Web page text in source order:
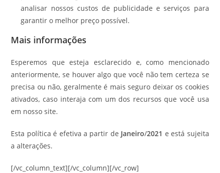
analisar nossos custos de publicidade e serviços para
garantir o melhor preço possível.
Mais informações
Esperemos que esteja esclarecido e, como mencionado
anteriormente, se houver algo que você não tem certeza se
precisa ou não, geralmente é mais seguro deixar os cookies
ativados, caso interaja com um dos recursos que você usa
em nosso site.
Esta política é efetiva a partir de Janeiro/2021 e está sujeita
a alterações.
[/vc_column_text][/vc_column][/vc_row]